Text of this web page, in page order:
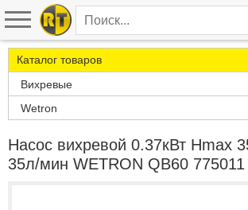
Каталог товаров
Вихревые
Wetron
Насос вихревой 0.37кВт Hmax
35л/мин WETRON QB60 775011